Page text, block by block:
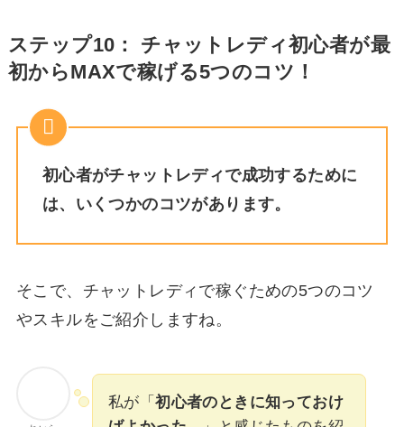
ステップ10： チャットレディ初心者が最
初からMAXで稼げる5つのコツ！
初心者がチャットレディで成功するために
は、いくつかのコツがあります。
そこで、チャットレディで稼ぐための5つのコツ
やスキルをご紹介しますね。
私が「初心者のときに知っておけ